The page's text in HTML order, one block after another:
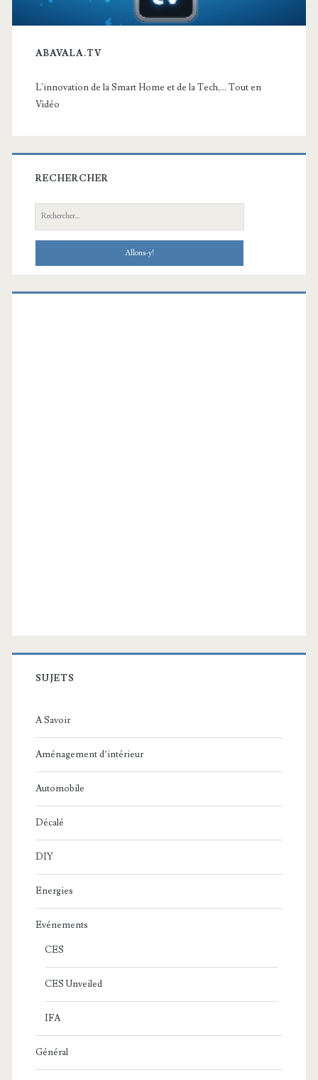
ABAVALA.TV
L'innovation de la Smart Home et de la Tech,... Tout en
Vidéo
RECHERCHER
Recherche:
SUJETS
A Savoir
Aménagement d’intérieur
Automobile
Décalé
DIY
Energies
Evénements
CES
CES Unveiled
IFA
Général